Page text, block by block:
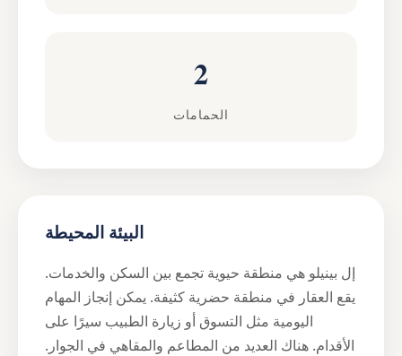
2
الحمامات
البيئة المحيطة
إل بينيلو هي منطقة حيوية تجمع بين السكن والخدمات.
يقع العقار في منطقة حضرية كثيفة. يمكن إنجاز المهام
اليومية مثل التسوق أو زيارة الطبيب سيرًا على
الأقدام. هناك العديد من المطاعم والمقاهي في الجوار.